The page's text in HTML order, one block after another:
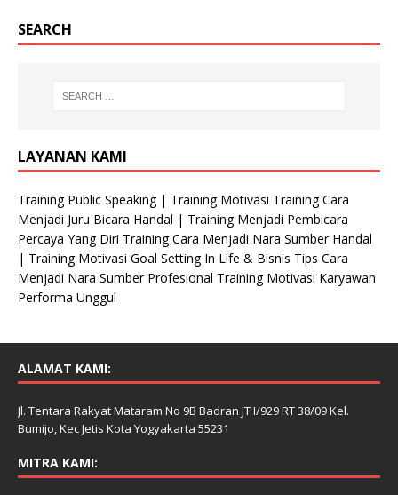
s
i
SEARCH
LAYANAN KAMI
Training Public Speaking | Training Motivasi Training Cara
Menjadi Juru Bicara Handal | Training Menjadi Pembicara
Percaya Yang Diri Training Cara Menjadi Nara Sumber Handal
| Training Motivasi Goal Setting In Life & Bisnis Tips Cara
Menjadi Nara Sumber Profesional Training Motivasi Karyawan
Performa Unggul
ALAMAT KAMI:
Jl. Tentara Rakyat Mataram No 9B Badran JT I/929 RT 38/09 Kel.
Bumijo, Kec Jetis Kota Yogyakarta 55231
MITRA KAMI: